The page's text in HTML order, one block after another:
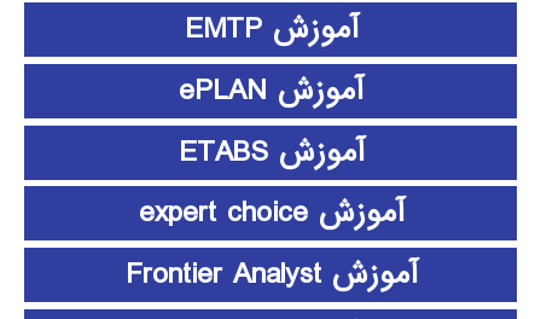
آموزش EMTP
آموزش ePLAN
آموزش ETABS
آموزش expert choice
آموزش Frontier Analyst